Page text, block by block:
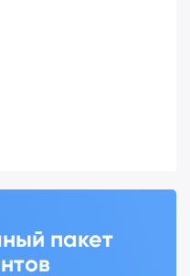
пакет